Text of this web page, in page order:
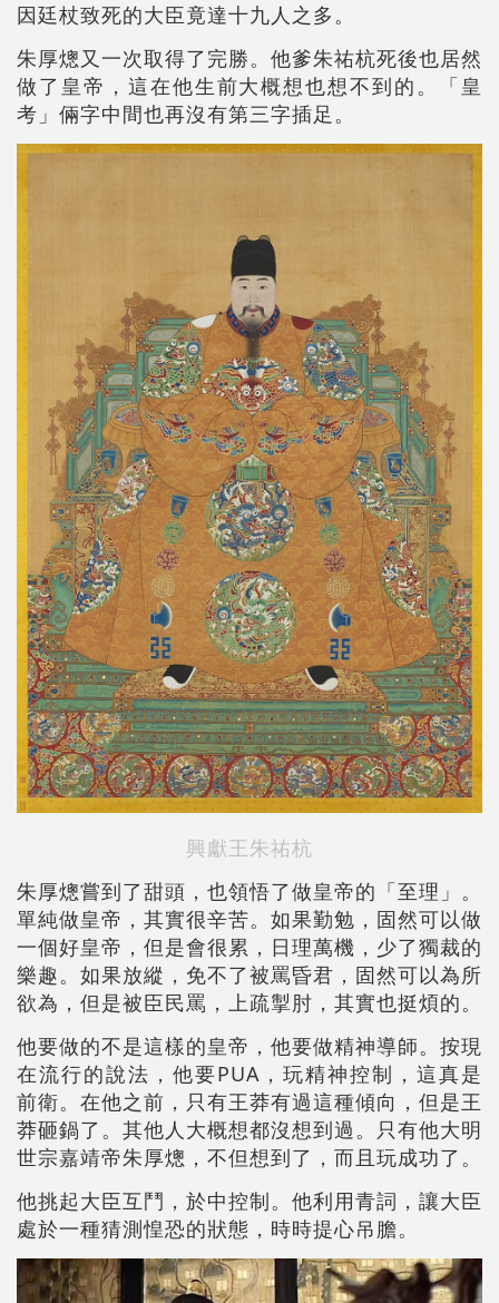
因廷杖致死的大臣竟達十九人之多。
朱厚熜又一次取得了完勝。他爹朱祐杭死後也居然
做了皇帝，這在他生前大概想也想不到的。「皇
考」倆字中間也再沒有第三字插足。
興獻王朱祐杭
朱厚熜嘗到了甜頭，也領悟了做皇帝的「至理」。
單純做皇帝，其實很辛苦。如果勤勉，固然可以做
一個好皇帝，但是會很累，日理萬機，少了獨裁的
樂趣。如果放縱，免不了被罵昏君，固然可以為所
欲為，但是被臣民罵，上疏掣肘，其實也挺煩的。
他要做的不是這樣的皇帝，他要做精神導師。按現
在流行的說法，他要PUA，玩精神控制，這真是
前衛。在他之前，只有王莽有過這種傾向，但是王
莽砸鍋了。其他人大概想都沒想到過。只有他大明
世宗嘉靖帝朱厚熜，不但想到了，而且玩成功了。
他挑起大臣互鬥，於中控制。他利用青詞，讓大臣
處於一種猜測惶恐的狀態，時時提心吊膽。